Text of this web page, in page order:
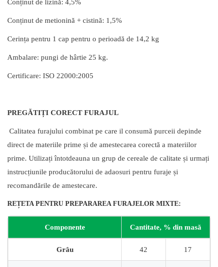
Conținut de lizină: 4,5%
Conținut de metionină + cistină: 1,5%
Cerința pentru 1 cap pentru o perioadă de 14,2 kg
Ambalare: pungi de hârtie 25 kg.
Certificare: ISO 22000:2005
PREGĂTIȚI CORECT FURAJUL
Calitatea furajului combinat pe care il consumă purceii depinde
direct de materiile prime și de amestecarea corectă a materiilor
prime. Utilizați întotdeauna un grup de cereale de calitate și urmați
instrucțiunile producătorului de adaosuri pentru furaje și
recomandările de amestecare.
REȚETA PENTRU PREPARAREA FURAJELOR MIXTE:
Componente Cantitate, % din masă
Grâu 42 17